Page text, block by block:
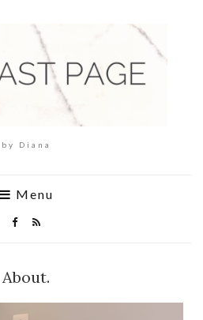
by Diana
Menu
About.